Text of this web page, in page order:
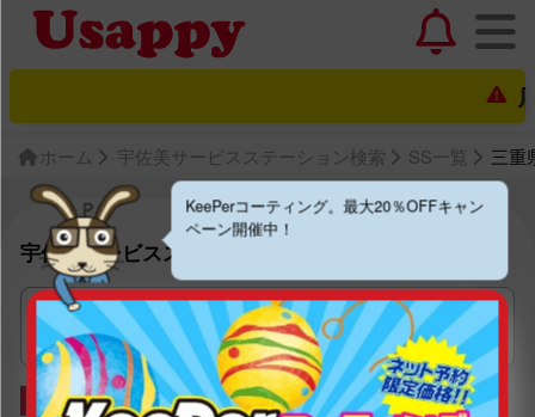
店
ホーム 宇佐美サービスステーション検索 SS一覧 三重
宇佐美サービスステーション一覧
三重県
KeePerコーティング。最大20％OFFキャン
ペーン開催中！